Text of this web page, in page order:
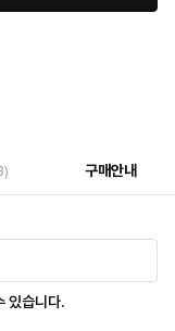
구매안내
있습니다.